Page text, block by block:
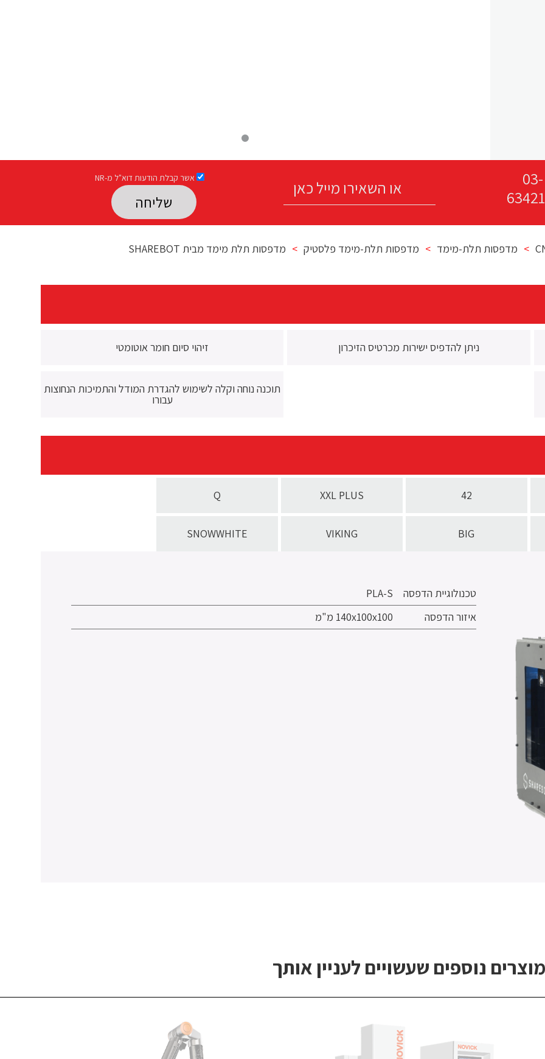
03-
אשר קבלת הודעות דוא"ל מ-NR
Please leave this field empty.
> מדפסות תלת-מימד > מדפסות תלת-מימד פלסטיק > מדפסות תלת מימד מבית SHAREBOT
ניתן להדפיס ישירות מכרטיס הזיכרון זיהוי סיום חומר אוטומטי
תוכנה נוחה וקלה לשימוש להגדרת המודל והתמיכות הנחוצות
עבורו
42
XXL PLUS
Q
BIG
VIKING
SNOWWHITE
טכנולוגיית הדפסה
PLA-S
איזור הדפסה
140x100x100 מ"מ
מוצרים נוספים שעשויים לעניין אותך